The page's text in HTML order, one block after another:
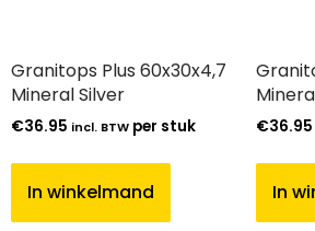
Granitops Plus 60x30x4,7
Mineral Silver
€36.95 incl. BTW per stuk
In winkelmand
€36.95
In